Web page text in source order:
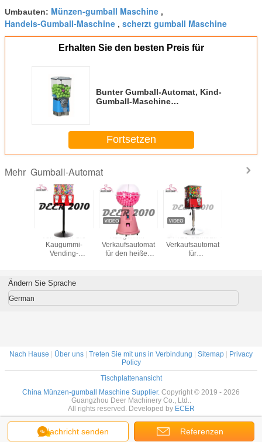
Umbauten: Münzen-gumball Maschine ,
Handels-Gumball-Maschine , scherzt gumball Maschine
Erhalten Sie den besten Preis für
Bunter Gumball-Automat, Kind-
Gumball-Maschine
Fortsetzen
Mehr Gumball-Automat
Farbe
Verkaufen Sie
Kaugummi-
Vending-
wasserdichtem
Sonnenschutz
Kaugummi-
Verkaufsautomat
für den heißen
Verkaufsautomat
GV420 Gumball-
Verkaufsautomat
für
und Flummi-
Nachricht senden Referenzen
Ändern Sie Sprache
German
Nach Hause | Über uns | Treten Sie mit uns in Verbindung | Sitemap | Privacy
Policy
Tischplattenansicht
China Münzen-gumball Maschine Supplier. Copyright © 2019 - 2026
Guangzhou Deer Machinery Co., Ltd..
All rights reserved. Developed by ECER